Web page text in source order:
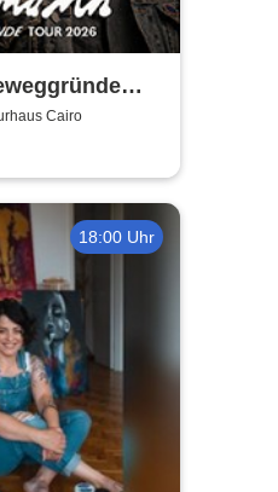
Cairo
18:00 Uhr